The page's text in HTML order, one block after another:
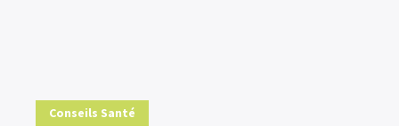
Conseils Santé
COMMENCER ICI